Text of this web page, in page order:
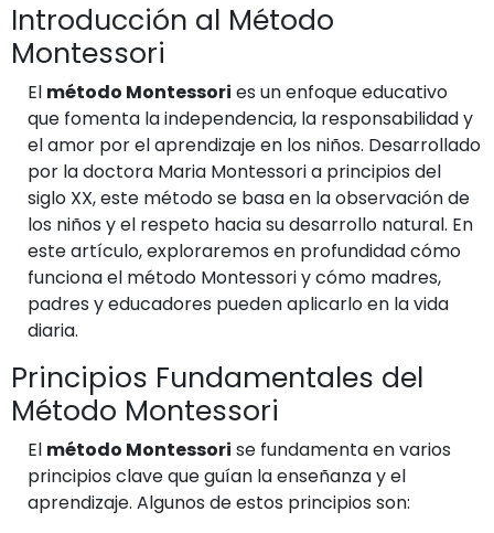
Introducción al Método
Montessori
El método Montessori es un enfoque educativo
que fomenta la independencia, la responsabilidad y
el amor por el aprendizaje en los niños. Desarrollado
por la doctora Maria Montessori a principios del
siglo XX, este método se basa en la observación de
los niños y el respeto hacia su desarrollo natural. En
este artículo, exploraremos en profundidad cómo
funciona el método Montessori y cómo madres,
padres y educadores pueden aplicarlo en la vida
diaria.
Principios Fundamentales del
Método Montessori
El método Montessori se fundamenta en varios
principios clave que guían la enseñanza y el
aprendizaje. Algunos de estos principios son: